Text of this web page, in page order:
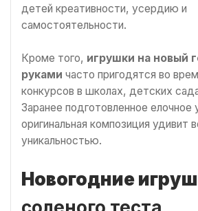
детей креативности, усердию и
самостоятельности.
Кроме того, игрушки на новый
руками часто пригодятся во
конкурсов в школах, детских
Заранее подготовленное елочное
оригинальная композиция удивит
уникальностью.
Новогодние